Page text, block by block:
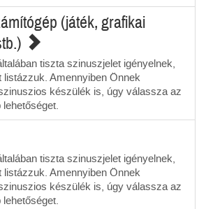
(játék, grafikai
tiszta szinuszjelet igényelnek,
Amennyiben Önnek
készülék is, úgy válassza az
tiszta szinuszjelet igényelnek,
Amennyiben Önnek
készülék is, úgy válassza az